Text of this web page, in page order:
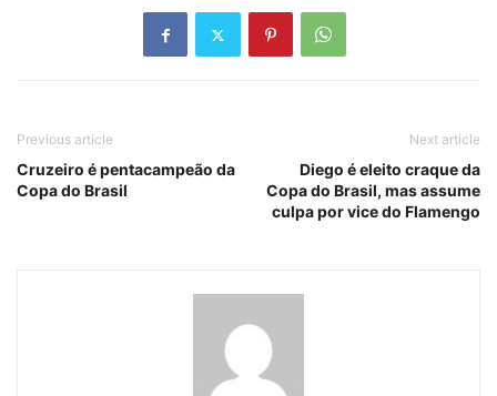
Previous article
Cruzeiro é pentacampeão da
Copa do Brasil
Next article
Diego é eleito craque da
Copa do Brasil, mas assume
culpa por vice do Flamengo